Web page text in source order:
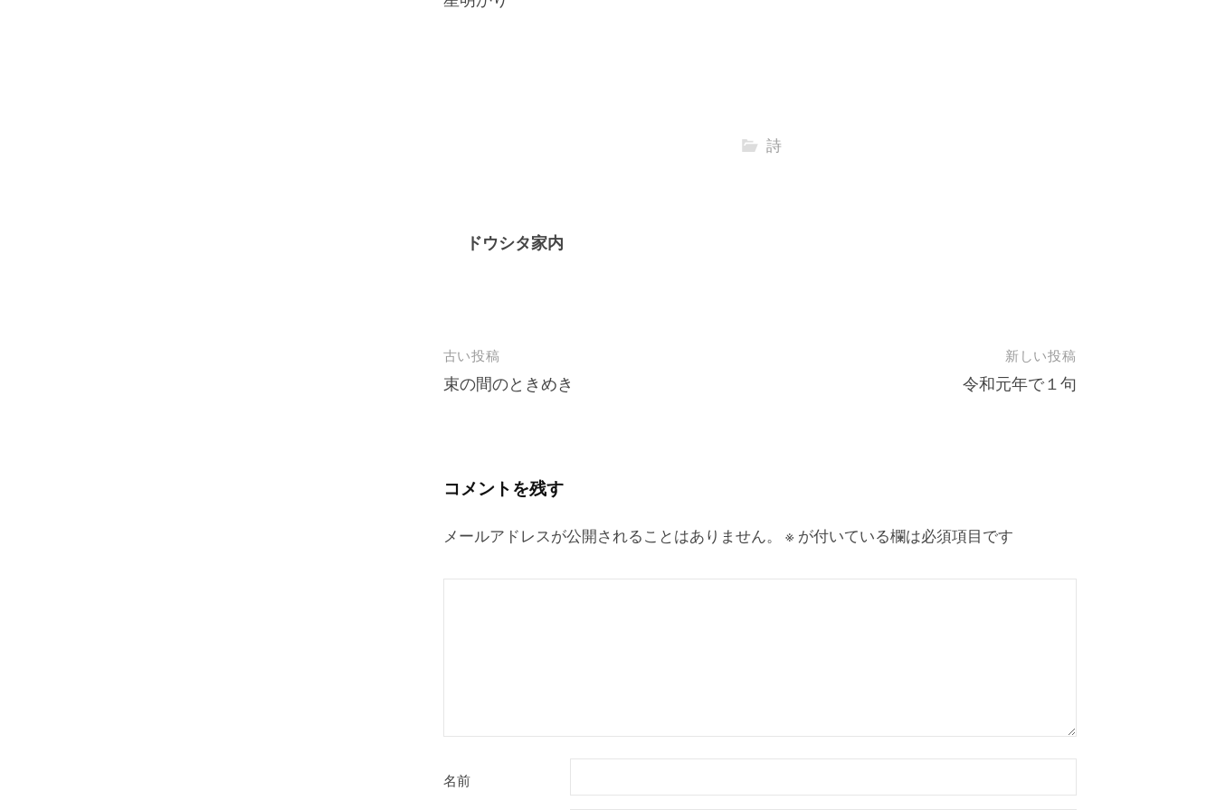
詩
ドウシタ家内
投
稿
ー
シ
ン
古い投稿
束の間のときめき
新しい投稿
令和元年で１句
コメントを残す
メールアドレスが公開されることはありません。 ※ が付いている欄は必須項目です
名前